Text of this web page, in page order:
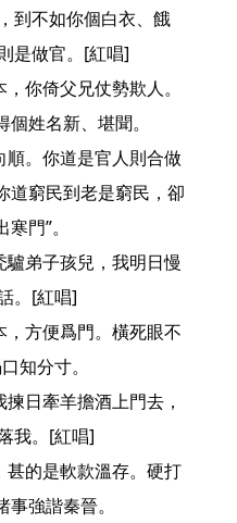
到不如你個白衣、餓
是做官。[紅唱]
你倚父兄仗勢欺人。
姓名新、堪聞。
。你道是官人則合做
道窮民到老是窮民，卻
門”。
弟子孩兒，我明日慢
。[紅唱]
方便爲門。橫死眼不
知分寸。
日牽羊擔酒上門去，
我。[紅唱]
的是軟款溫存。硬打
強諧秦晉。